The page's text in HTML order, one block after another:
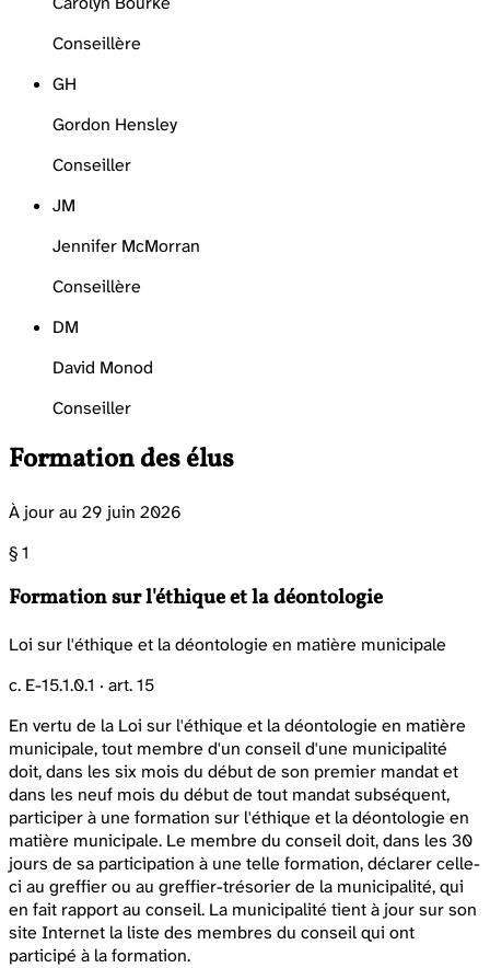
Conseillère
GH
Gordon Hensley
Conseiller
JM
Jennifer McMorran
Conseillère
DM
David Monod
Conseiller
Formation des élus
À jour au 29 juin 2026
§ 1
Formation sur l'éthique et la déontologie
Loi sur l'éthique et la déontologie en matière municipale
c. E-15.1.0.1 · art. 15
En vertu de la Loi sur l'éthique et la déontologie en matière
municipale, tout membre d'un conseil d'une municipalité
doit, dans les six mois du début de son premier mandat et
dans les neuf mois du début de tout mandat subséquent,
participer à une formation sur l'éthique et la déontologie en
matière municipale. Le membre du conseil doit, dans les 30
jours de sa participation à une telle formation, déclarer celle-
ci au greffier ou au greffier-trésorier de la municipalité, qui
en fait rapport au conseil. La municipalité tient à jour sur son
site Internet la liste des membres du conseil qui ont
participé à la formation.